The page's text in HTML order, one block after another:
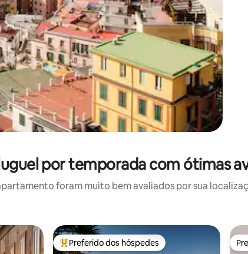
por temporada com ótimas
foram muito bem avaliados por sua
Entre os melhores preferidos dos hóspedes
Preferido dos hóspedes